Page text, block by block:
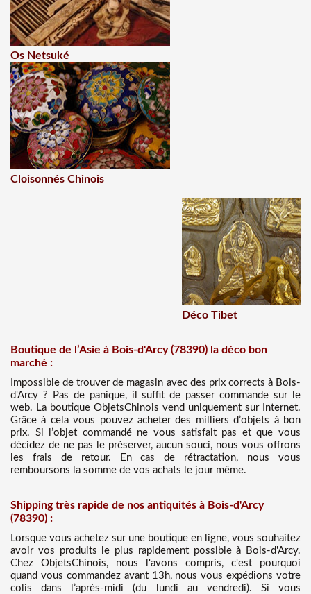
Os Netsuké
Cloisonnés Chinois
Déco Tibet
Boutique de l’Asie à Bois-d'Arcy (78390) la déco bon
marché :
Impossible de trouver de magasin avec des prix corrects à Bois-
d'Arcy ? Pas de panique, il suffit de passer commande sur le
web. La boutique ObjetsChinois vend uniquement sur Internet.
Grâce à cela vous pouvez acheter des milliers d’objets à bon
prix. Si l’objet commandé ne vous satisfait pas et que vous
décidez de ne pas le préserver, aucun souci, nous vous offrons
les frais de retour. En cas de rétractation, nous vous
remboursons la somme de vos achats le jour même.
Shipping très rapide de nos antiquités à Bois-d'Arcy
(78390) :
Lorsque vous achetez sur une boutique en ligne, vous souhaitez
avoir vos produits le plus rapidement possible à Bois-d'Arcy.
Chez ObjetsChinois, nous l'avons compris, c'est pourquoi
quand vous commandez avant 13h, nous vous expédions votre
colis dans l’après-midi (du lundi au vendredi). Si vous